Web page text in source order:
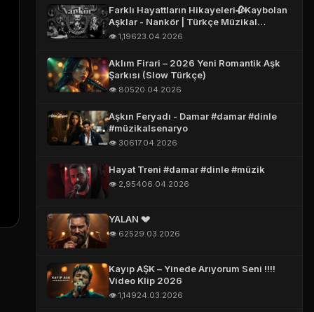
Farklı Hayattların Hikayeleri🥀Kaybolan
Aşklar - Nankör | Türkçe Müzikal
(Official Story Video)
👁️ 1,19623.04.2026
Aklım Firari – 2026 Yeni Romantik Aşk
Şarkısı (Slow Türkçe)
👁️ 80520.04.2026
Aşkın Feryadı - Damar #damar #dinle
#müzikalsenaryo
👁️ 30617.04.2026
Hayat Treni #damar #dinle #müzik
👁️ 2,95406.04.2026
YALAN 💔
👁️ 62529.03.2026
Kayıp AŞK – Yinede Arıyorum Seni !!!!
Video Klip 2026
👁️ 1,14924.03.2026
Assistent
👋 Merhaba!
ADINIZ *
E-POSTA *
TELEFON (WHATSAPP OLABILIR) *